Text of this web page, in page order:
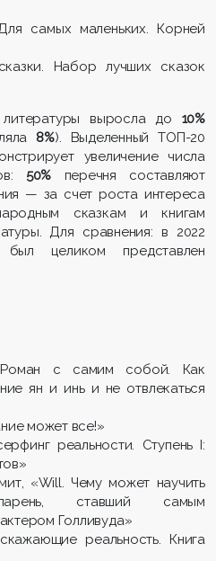
самых маленьких. Корней
Набор лучших сказок
выросла до 10%
8%). Выделенный ТОП-20
увеличение числа
50% перечня составляют
— за счет роста интереса
сказкам и книгам
Для сравнения: в 2022
целиком представлен
с самим собой. Как
ян и инь и не отвлекаться
может все!»
реальности. Ступень I:
«Will. Чему может научить
ставший самым
Голливуда»
реальность. Книга